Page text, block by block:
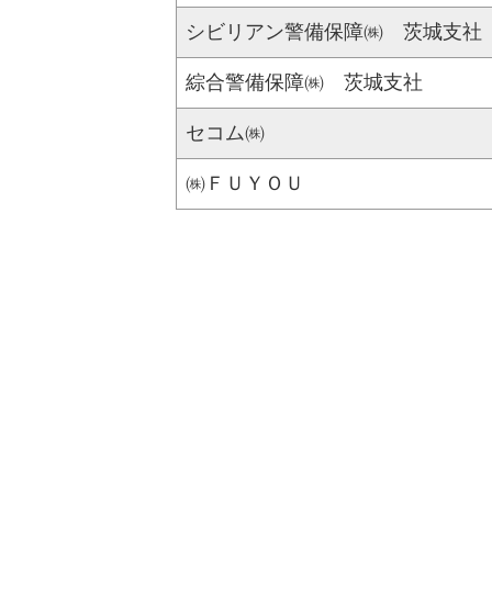
シビリアン警備保障㈱ 茨城支社
綜合警備保障㈱ 茨城支社
セコム㈱
㈱ＦＵＹＯＵ